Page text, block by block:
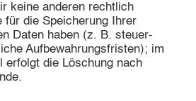
keine anderen rechtlich
für die Speicherung Ihrer
Daten haben (z. B. steuer-
Aufbewahrungsfristen); im
erfolgt die Löschung nach